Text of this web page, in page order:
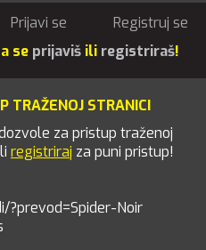
Prijavi se
Registruj se
se prijaviš ili registriraš!
TRAŽENOJ STRANICI
za pristup traženoj
registriraj za puni pristup!
?prevod=Spider-Noir